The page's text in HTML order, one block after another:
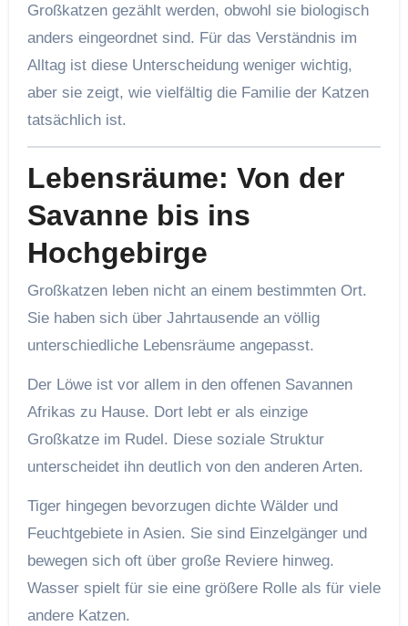
Großkatzen gezählt werden, obwohl sie biologisch
anders eingeordnet sind. Für das Verständnis im
Alltag ist diese Unterscheidung weniger wichtig,
aber sie zeigt, wie vielfältig die Familie der Katzen
tatsächlich ist.
Lebensräume: Von der
Savanne bis ins
Hochgebirge
Großkatzen leben nicht an einem bestimmten Ort.
Sie haben sich über Jahrtausende an völlig
unterschiedliche Lebensräume angepasst.
Der Löwe ist vor allem in den offenen Savannen
Afrikas zu Hause. Dort lebt er als einzige
Großkatze im Rudel. Diese soziale Struktur
unterscheidet ihn deutlich von den anderen Arten.
Tiger hingegen bevorzugen dichte Wälder und
Feuchtgebiete in Asien. Sie sind Einzelgänger und
bewegen sich oft über große Reviere hinweg.
Wasser spielt für sie eine größere Rolle als für viele
andere Katzen.